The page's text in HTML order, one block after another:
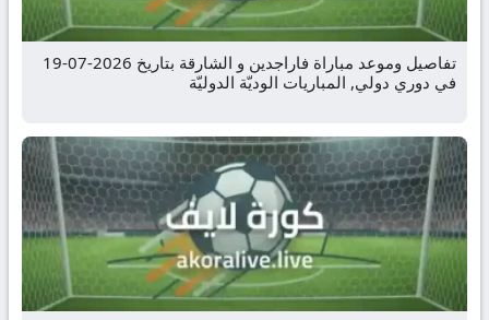
تفاصيل وموعد مباراة فاراجدين و الشارقة بتاريخ 2026-07-19
في دوري دولي, المباريات الوديّة الدوليّة